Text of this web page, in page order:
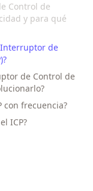
Control de
y para qué
de
de Control de
con frecuencia?
ICP?